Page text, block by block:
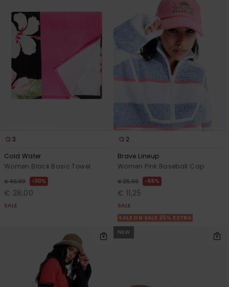
3
Cold Water
Women Black Basic Towel
€ 40,00 30%
€ 28,00
SALE
2
Brave Lineup
Women Pink Baseball Cap
€ 25,00 55%
€ 11,25
SALE
SALE ON SALE 25% EXTRA
NEW